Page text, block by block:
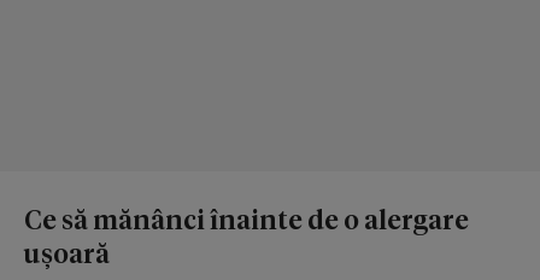
Ce să mănânci înainte de o alergare
ușoară